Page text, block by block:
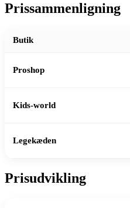
Prissammenligning
Butik
Proshop
Kids-world
Legekæden
Prisudvikling